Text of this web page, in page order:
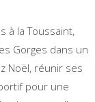
à la Toussaint,
Gorges dans un
Noël, réunir ses
pour une